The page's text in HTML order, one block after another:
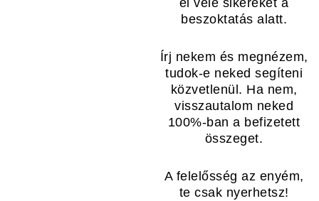
el vele sikereket a
beszoktatás alatt.
Írj nekem és megnézem,
tudok-e neked segíteni
közvetlenül. Ha nem,
visszautalom neked
100%-ban a befizetett
összeget.
A felelősség az enyém,
te csak nyerhetsz!